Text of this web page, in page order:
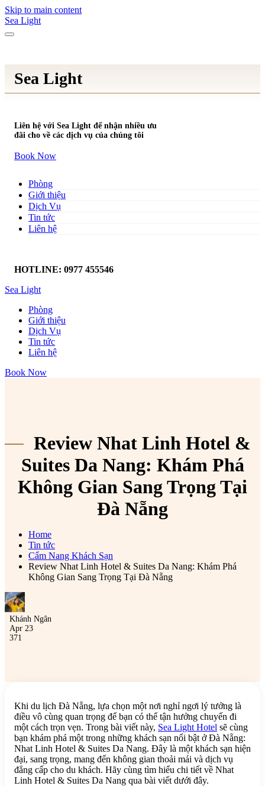
Skip to main content
Sea Light
Sea Light
Liên hệ với Sea Light để nhận nhiều ưu
đãi cho về các dịch vụ của chúng tôi
Book Now
Phòng
Giới thiệu
Dịch Vụ
Tin tức
Liên hệ
HOTLINE: 0977 455546
Sea Light
Phòng
Giới thiệu
Dịch Vụ
Tin tức
Liên hệ
Book Now
Review Nhat Linh Hotel &
Suites Da Nang: Khám Phá
Không Gian Sang Trọng Tại
Đà Nẵng
Home
Tin tức
Cẩm Nang Khách Sạn
Review Nhat Linh Hotel & Suites Da Nang: Khám Phá
Không Gian Sang Trọng Tại Đà Nẵng
Khánh Ngân
Apr 23
371
Khi du lịch Đà Nẵng, lựa chọn một nơi nghỉ ngơi lý tưởng là
điều vô cùng quan trọng để bạn có thể tận hưởng chuyến đi
một cách trọn vẹn. Trong bài viết này, Sea Light Hotel sẽ cùng
bạn khám phá một trong những khách sạn nổi bật ở Đà Nẵng:
Nhat Linh Hotel & Suites Da Nang. Đây là một khách sạn hiện
đại, sang trọng, mang đến không gian thoải mái và dịch vụ
đẳng cấp cho du khách. Hãy cùng tìm hiểu chi tiết về Nhat
Linh Hotel & Suites Da Nang qua bài viết dưới đây.